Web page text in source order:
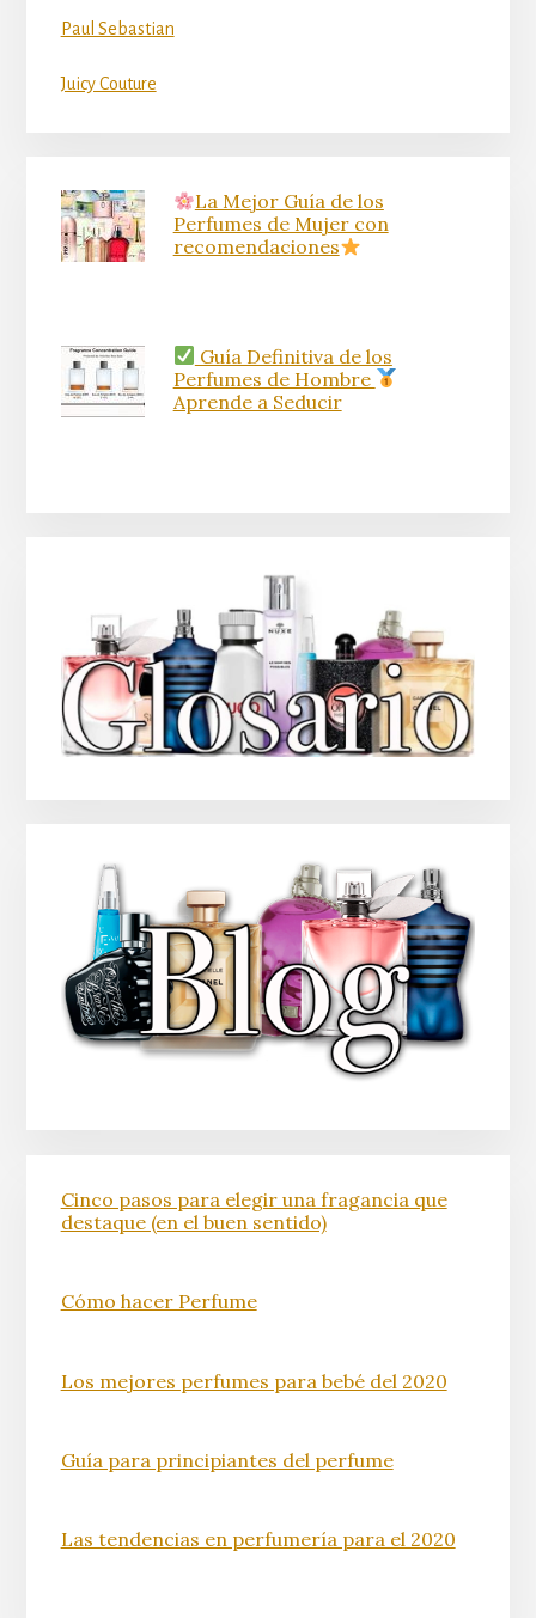
Paul Sebastian
Juicy Couture
La Mejor Guía de los
Perfumes de Mujer con
recomendaciones
Guía Definitiva de los
Perfumes de Hombre
Aprende a Seducir
Cinco pasos para elegir una fragancia que
destaque (en el buen sentido)
Cómo hacer Perfume
Los mejores perfumes para bebé del 2020
Guía para principiantes del perfume
Las tendencias en perfumería para el 2020